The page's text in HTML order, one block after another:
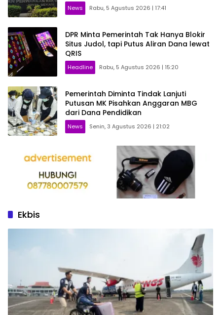
News Rabu, 5 Agustus 2026 | 17:41
DPR Minta Pemerintah Tak Hanya Blokir
Situs Judol, tapi Putus Aliran Dana lewat
QRIS
Headline Rabu, 5 Agustus 2026 | 15:20
Pemerintah Diminta Tindak Lanjuti
Putusan MK Pisahkan Anggaran MBG
dari Dana Pendidikan
News Senin, 3 Agustus 2026 | 21:02
Ekbis